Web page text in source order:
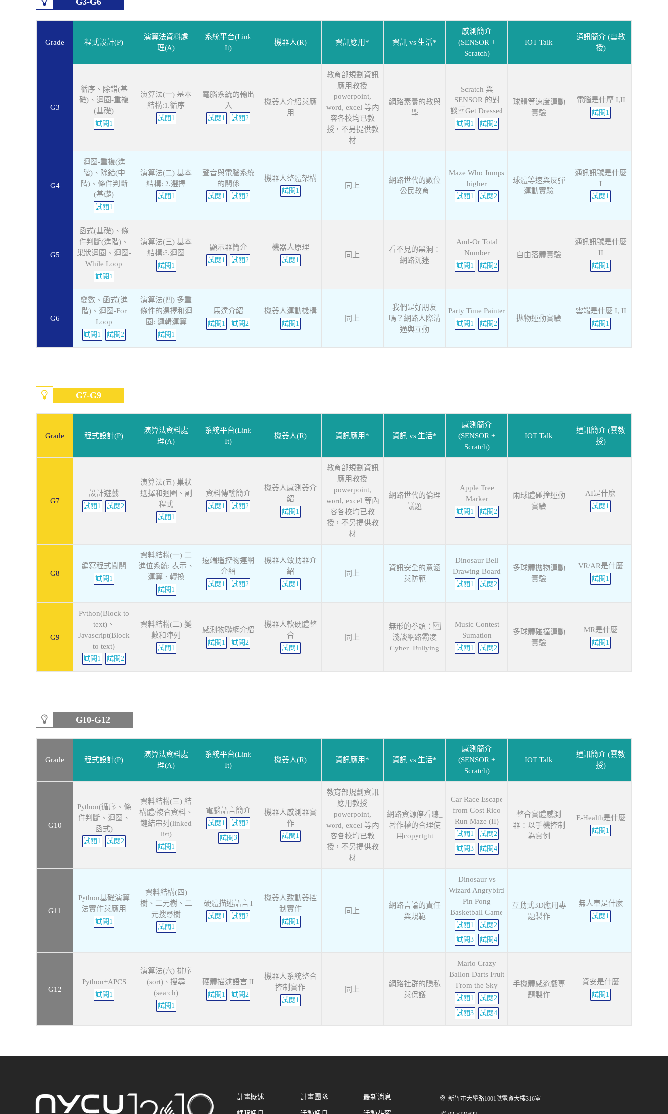
Grade 程式設計(P)
演算法資料處
理(A)
系統平台(Link
It)
機器人(R) 資訊應用* 資訊 vs 生活*
感測簡介
(SENSOR +
Scratch)
IOT Talk
通訊簡介 (雲教
授)
G3
循序、除錯(基
礎)、迴圈-重複
(基礎)
試閱1
演算法(一) 基本
結構:1.循序
試閱1
電腦系統的輸出
入
試閱1 試閱2
機器人介紹與應
用
教育部規劃資訊
應用教授
powerpoint,
word, excel 等內
容各校均已教
授，不另提供教
材
網路素養的教與
學
Scratch 與
SENSOR 的對
談 Get Dressed
試閱1 試閱2
球體等速度運動
實驗
電腦是什摩 I,II
試閱1
G4
迴圈-重複(進
階)、除錯(中
階)、條件判斷
(基礎)
試閱1
演算法(二) 基本
結構: 2.選擇
試閱1
聲音與電腦系統
的關係
試閱1 試閱2
機器人整體架構
試閱1
同上
網路世代的數位
公民教育
Maze Who Jumps
higher
試閱1 試閱2
球體等速與反彈
運動實驗
通訊訊號是什麼
I
試閱1
G5
函式(基礎)、條
件判斷(進階)、
巢狀迴圈、迴圈-
While Loop
試閱1
演算法(三) 基本
結構:3.迴圈
試閱1
顯示器簡介
試閱1 試閱2
機器人原理
試閱1
同上
看不見的黑洞：
網路沉迷
And-Or Total
Number
試閱1 試閱2
自由落體實驗
通訊訊號是什麼
II
試閱1
G6
變數、函式(進
階)、迴圈-For
Loop
試閱1 試閱2
演算法(四) 多重
條件的選擇和迴
圈: 邏輯運算
試閱1
馬達介紹
試閱1 試閱2
機器人運動機構
試閱1
同上
我們是好朋友
嗎？網路人際溝
通與互動
Party Time Painter
試閱1 試閱2
拋物運動實驗
雲端是什麼 I, II
試閱1
G7-G9
Grade 程式設計(P)
演算法資料處
理(A)
系統平台(Link
It)
機器人(R) 資訊應用* 資訊 vs 生活*
感測簡介
(SENSOR +
Scratch)
IOT Talk
通訊簡介 (雲教
授)
G7
設計遊戲
試閱1 試閱2
演算法(五) 巢狀
選擇和迴圈、副
程式
試閱1
資料傳輸簡介
試閱1 試閱2
機器人感測器介
紹
試閱1
教育部規劃資訊
應用教授
powerpoint,
word, excel 等內
容各校均已教
授，不另提供教
材
網路世代的倫理
議題
Apple Tree
Marker
試閱1 試閱2
兩球體碰撞運動
實驗
AI是什麼
試閱1
G8
編寫程式闖關
試閱1
資料結構(一) 二
進位系統: 表示、
運算、轉換
試閱1
遠端遙控物連網
介紹
試閱1 試閱2
機器人致動器介
紹
試閱1
同上
資訊安全的意涵
與防範
Dinosaur Bell
Drawing Board
試閱1 試閱2
多球體拋物運動
實驗
VR/AR是什麼
試閱1
G9
Python(Block to
text)、
Javascript(Block
to text)
試閱1 試閱2
資料結構(二) 變
數和陣列
試閱1
感測物聯網介紹
試閱1 試閱2
機器人軟硬體整
合
試閱1
同上
無形的拳頭：
淺談網路霸凌
Cyber_Bullying
Music Contest
Sumation
試閱1 試閱2
多球體碰撞運動
實驗
MR是什麼
試閱1
G10-G12
Grade 程式設計(P)
演算法資料處
理(A)
系統平台(Link
It)
機器人(R) 資訊應用* 資訊 vs 生活*
感測簡介
(SENSOR +
Scratch)
IOT Talk
通訊簡介 (雲教
授)
G10
Python(循序、條
件判斷、迴圈、
函式)
試閱1 試閱2
資料結構(三) 結
構體/複合資料、
鏈結串列(linked
list)
試閱1
電腦語言簡介
試閱1
試閱2
試閱3
機器人感測器實
作
試閱1
教育部規劃資訊
應用教授
powerpoint,
word, excel 等內
容各校均已教
授，不另提供教
材
網路資源停看聽_
著作權的合理使
用copyright
Car Race Escape
from Gost Rico
Run Maze (II)
試閱1
試閱2
試閱3
試閱4
整合實體感測
器：以手機控制
為實例
E-Health是什麼
試閱1
G11
Python基礎演算
法實作與應用
試閱1
資料結構(四)
樹、二元樹、二
元搜尋樹
試閱1
硬體描述語言 I
試閱1 試閱2
機器人致動器控
制實作
試閱1
同上
網路言論的責任
與規範
Dinosaur vs
Wizard Angrybird
Pin Pong
Basketball Game
試閱1
試閱2
試閱3
試閱4
互動式3D應用專
題製作
無人車是什麼
試閱1
G12
Python+APCS
試閱1
演算法(六) 排序
(sort)、搜尋
(search)
試閱1
硬體描述語言 II
試閱1 試閱2
機器人系統整合
控制實作
試閱1
同上
網路社群的隱私
與保護
Mario Crazy
Ballon Darts Fruit
From the Sky
試閱1
試閱2
試閱3
試閱4
手機體感遊戲專
題製作
資安是什麼
試閱1
計畫概述 計畫團隊 最新消息 新竹市大學路1001號電資大樓316室